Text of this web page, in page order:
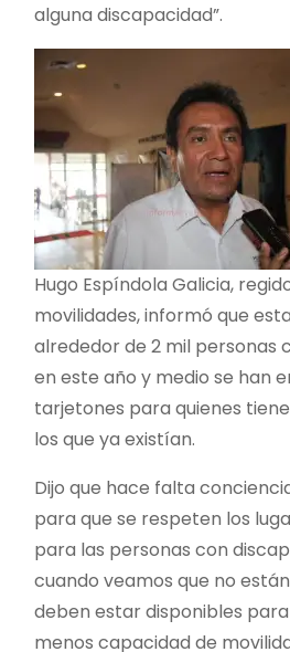
alguna discapacidad”.
Hugo Espíndola Galicia,
movilidades, informó que
alrededor de 2 mil personas
en este año y medio se han
tarjetones para quienes
los que ya existían.
Dijo que hace falta
para que se respeten los
para las personas con
cuando veamos que no
deben estar disponibles
menos capacidad de